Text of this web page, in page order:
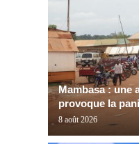
Mambasa : une
provoque la
8 août 2026